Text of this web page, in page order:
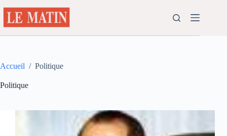
au
contenu
Accueil / Politique
Politique